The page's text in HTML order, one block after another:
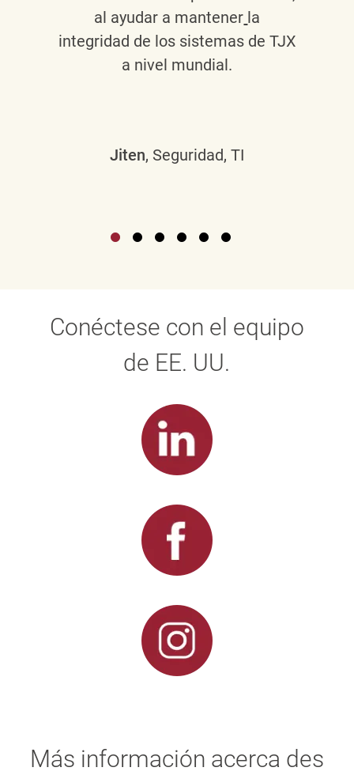
al ayudar a mantener la
integridad de los sistemas de TJX
a nivel mundial.
Jiten, Seguridad, TI
Conéctese con el equipo
de EE. UU.
Más información acerca des